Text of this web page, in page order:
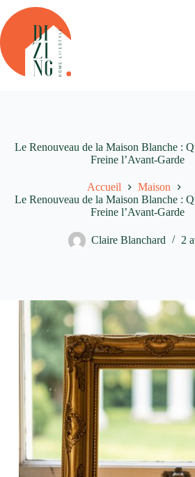
Passer
au
contenu
Le Renouveau de la Maison Blanche :
Freine l’Avant-Garde
Accueil
Maison
Le Renouveau de la Maison Blanche :
Freine l’Avant-Garde
Claire Blanchard 2